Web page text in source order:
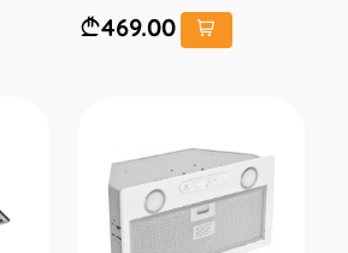
469.00